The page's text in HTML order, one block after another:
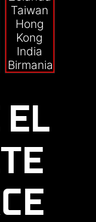
Taiwan
Hong
Kong
India
Birmania